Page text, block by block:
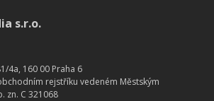
s.r.o.
4a, 160 00 Praha 6
rejstříku vedeném Městským
zn. C 321068